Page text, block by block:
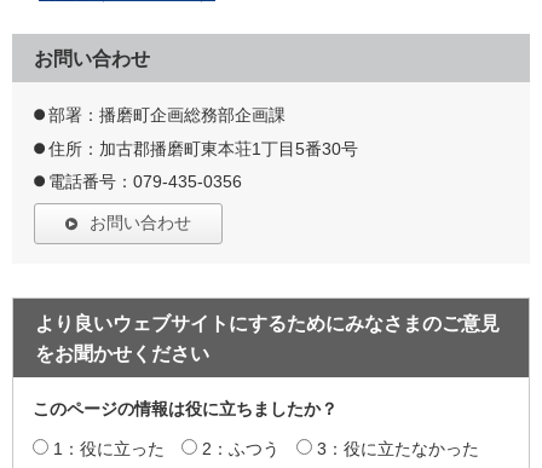
お問い合わせ
部署：播磨町企画総務部企画課
住所：加古郡播磨町東本荘1丁目5番30号
電話番号：079-435-0356
お問い合わせ
より良いウェブサイトにするためにみなさまのご意見
をお聞かせください
このページの情報は役に立ちましたか？
1：役に立った 2：ふつう
3：役に立たなかった